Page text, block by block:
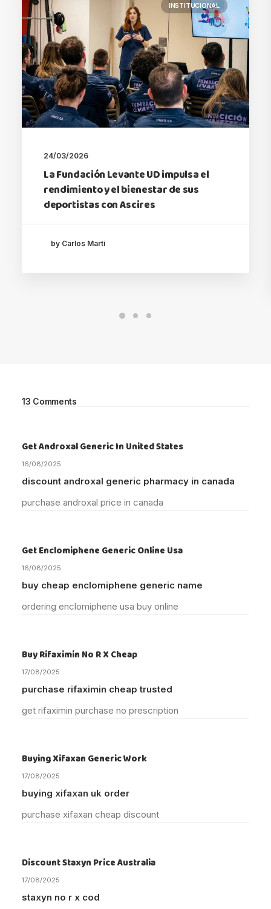
INSTITUCIONAL
24/03/2026
La Fundación Levante UD impulsa el
rendimiento y el bienestar de sus
deportistas con Ascires
by Carlos Marti
13 Comments
Get Androxal Generic In United States
16/08/2025
discount androxal generic pharmacy in canada
purchase androxal price in canada
Get Enclomiphene Generic Online Usa
16/08/2025
buy cheap enclomiphene generic name
ordering enclomiphene usa buy online
Buy Rifaximin No R X Cheap
17/08/2025
purchase rifaximin cheap trusted
get rifaximin purchase no prescription
Buying Xifaxan Generic Work
17/08/2025
buying xifaxan uk order
purchase xifaxan cheap discount
Discount Staxyn Price Australia
17/08/2025
staxyn no r x cod